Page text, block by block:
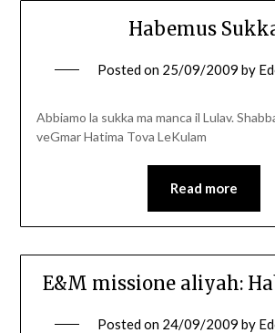
Habemus
Posted on 25/09/2009 by
Abbiamo la sukka ma manca il Lulav.
veGmar Hatima Tova LeKulam
Read more
E&M missione aliyah:
Posted on 24/09/2009 by